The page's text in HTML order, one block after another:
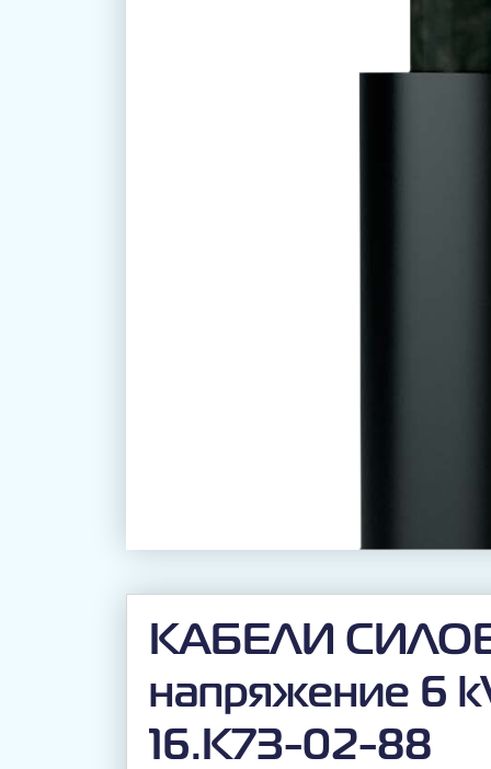
КАБЕЛИ
напряжение 6
16.К73-02-88